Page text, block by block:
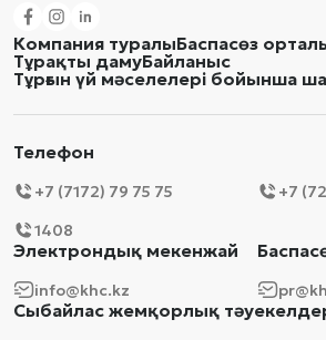
Компания туралыБаспасөз
Тұрақты дамуБайланыс
Тұрғын үй мәселелері бойынша
Телефон
+7 (7172) 79 75 75
+7
1408
Электрондық мекенжай
info@khc.kz
Сыбайлас жемқорлық